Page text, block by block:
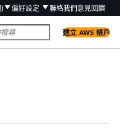
偏好設定 聯絡我們意見回饋
建立 AWS 帳戶